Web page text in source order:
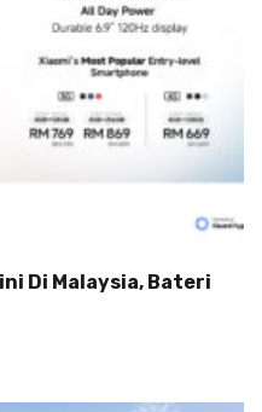
Di Malaysia, Bateri